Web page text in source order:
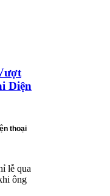
Diện
thoại
lễ qua
ông